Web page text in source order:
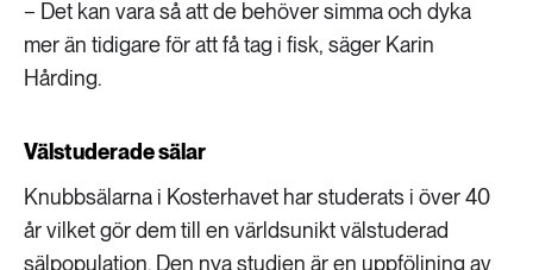
− Det kan vara så att de behöver simma och dyka
mer än tidigare för att få tag i fisk, säger Karin
Hårding.
Välstuderade sälar
Knubbsälarna i Kosterhavet har studerats i över 40
år vilket gör dem till en världsunikt välstuderad
sälpopulation. Den nya studien är en uppföljning av